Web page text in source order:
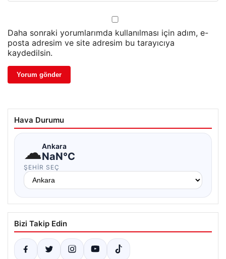
Daha sonraki yorumlarımda kullanılması için adım, e-
posta adresim ve site adresim bu tarayıcıya
kaydedilsin.
Hava Durumu
☁Ankara
NaN°C
ŞEHIR SEÇ
Bizi Takip Edin